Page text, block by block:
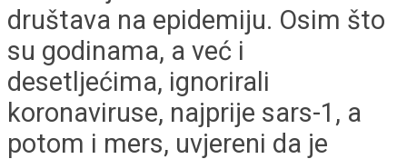
društava na epidemiju. Osim što
su godinama, a već i
desetljećima, ignorirali
koronaviruse, najprije sars-1, a
potom i mers, uvjereni da je